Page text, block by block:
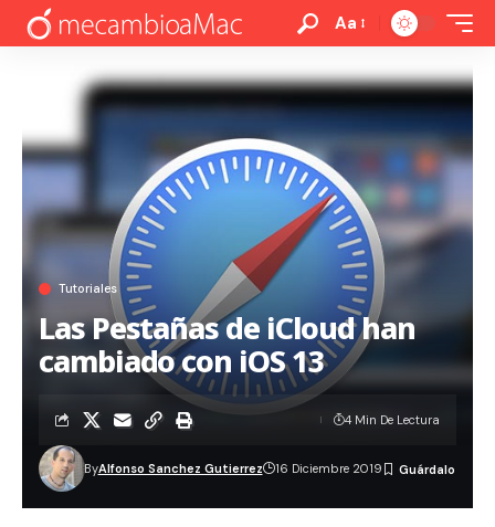
Aa
Tutoriales
Las Pestañas de iCloud han
cambiado con iOS 13
ByAlfonso Sanchez Gutierrez 16 Diciembre 2019
4 Min De Lectura